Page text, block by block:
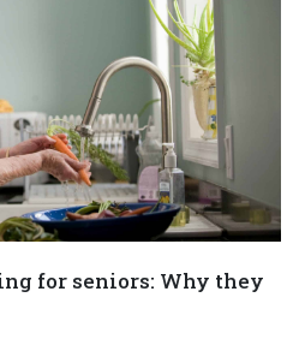
for seniors: Why they